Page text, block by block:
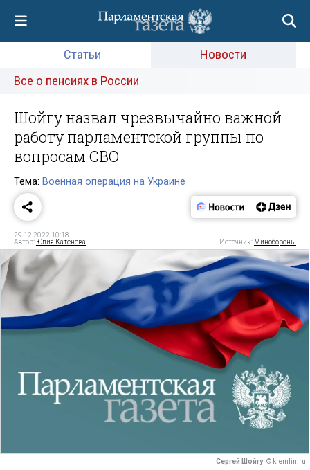
Статьи
Новости
Все о пенсиях в России
Шойгу назвал чрезвычайно важной
работу парламентской группы по
вопросам СВО
Тема: Военная операция на Украине
29.12.2022 10:18
Автор: Юлия Катенёва Источник: Минобороны
Сергей Шойгу © kremlin.ru